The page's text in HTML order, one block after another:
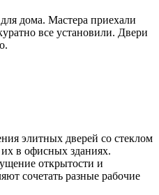
дома. Мастера приехали
все установили. Двери
элитных дверей со стеклом
в офисных зданиях.
открытости и
сочетать разные рабочие